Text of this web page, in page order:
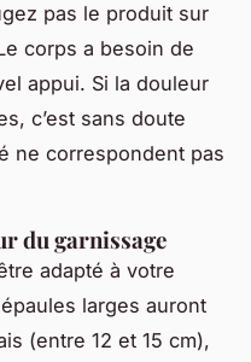
pas le produit sur
corps a besoin de
appui. Si la douleur
c’est sans doute
ne correspondent pas
du garnissage
adapté à votre
larges auront
(entre 12 et 15 cm),